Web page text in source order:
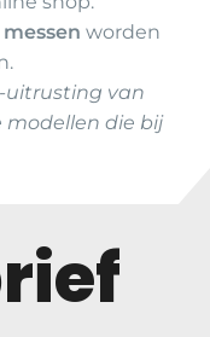
worden
uitrusting van
modellen die bij